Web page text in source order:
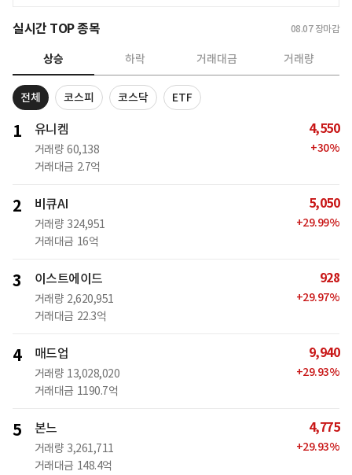
실시간 TOP 종목 08.07 장마감
상승 하락 거래대금 거래량
전체 코스피 코스닥 ETF
1 유니켐
거래량 60,138
거래대금 2.7억
4,550
+30%
2 비큐AI
거래량 324,951
거래대금 16억
5,050
+29.99%
3 이스트에이드
거래량 2,620,951
거래대금 22.3억
928
+29.97%
4 매드업
거래량 13,028,020
거래대금 1190.7억
9,940
+29.93%
5 본느
거래량 3,261,711
거래대금 148.4억
4,775
+29.93%